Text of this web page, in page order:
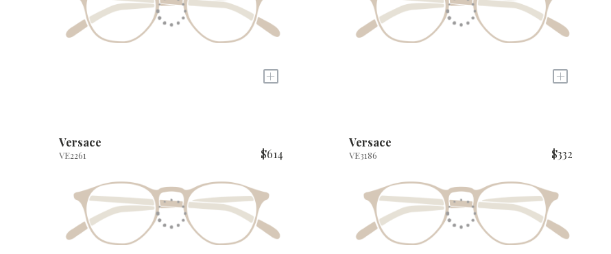
+ +
Versace
VE2261 $614
Versace
VE3186 $332